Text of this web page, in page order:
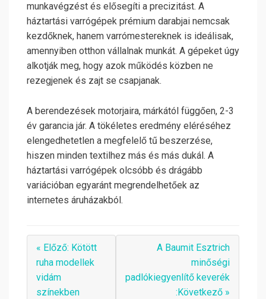
munkavégzést és elősegíti a precizitást. A
háztartási varrógépek prémium darabjai nemcsak
kezdőknek, hanem varrómestereknek is ideálisak,
amennyiben otthon vállalnak munkát. A gépeket úgy
alkotják meg, hogy azok működés közben ne
rezegjenek és zajt se csapjanak.
A berendezések motorjaira, márkától függően, 2-3
év garancia jár. A tökéletes eredmény eléréséhez
elengedhetetlen a megfelelő tű beszerzése,
hiszen minden textilhez más és más dukál. A
háztartási varrógépek olcsóbb és drágább
variációban egyaránt megrendelhetőek az
internetes áruházakból.
« Előző: Kötött
ruha modellek
vidám
színekben
A Baumit Esztrich
minőségi
padlókiegyenlítő keverék
:Következő »